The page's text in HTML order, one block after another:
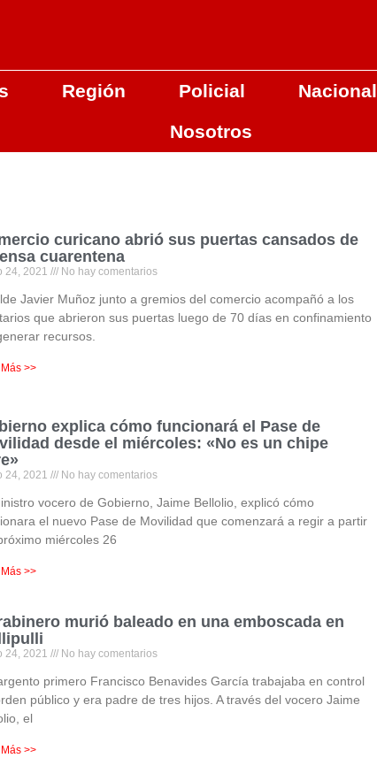
Región Policial Nacional
Nosotros
curicano abrió sus puertas cansados de
cuarentena
24, 2021 No hay comentarios
Javier Muñoz junto a gremios del comercio acompañó a los
que abrieron sus puertas luego de 70 días en confinamiento
recursos.
>>
explica cómo funcionará el Pase de
desde el miércoles: «No es un chipe
24, 2021 No hay comentarios
vocero de Gobierno, Jaime Bellolio, explicó cómo
el nuevo Pase de Movilidad que comenzará a regir a partir
miércoles 26
>>
murió baleado en una emboscada en
24, 2021 No hay comentarios
primero Francisco Benavides García trabajaba en control
público y era padre de tres hijos. A través del vocero Jaime
el
>>